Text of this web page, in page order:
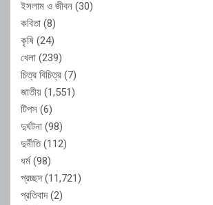
ইসলাম ও জীবন (30)
কবিতা (8)
কৃষি (24)
খেলা (239)
চিত্র বিচিত্র (7)
জাতীয় (1,551)
টিপস (6)
দুর্ঘটনা (98)
দুর্নীতি(112)
ধর্ম(98)
প্রচ্ছদ(11,721)
প্রতিবাদ(2)